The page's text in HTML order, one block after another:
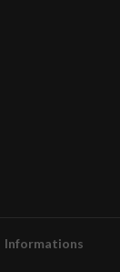
Informations